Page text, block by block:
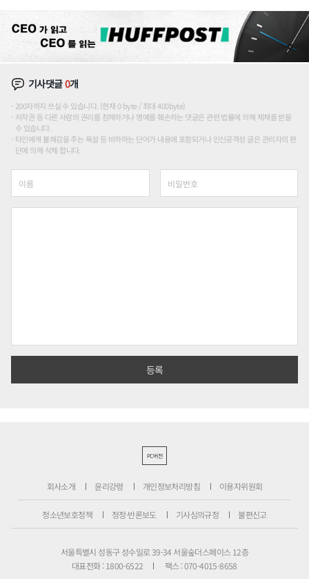
기사댓글0개
200자까지 쓰실 수 있습니다. (현재 0 byte / 최대 400byte)
저작권 등 다른 사람의 권리를 침해하거나 명예를 훼손하는 댓글은 관련 법률에 의해 제재를 받을
수 있습니다.
타인에게 불쾌감을 주는 욕설 등 비하하는 단어가 내용에 포함되거나 인신공격성 글은 관리자의 판
단에 의해 삭제 합니다.
PC버전
회사소개 윤리강령 개인정보처리방침 이용자위원회
청소년보호정책 정정·반론보도 기사심의규정 불편신고
서울특별시 성동구 성수일로 39-34 서울숲더스페이스 12층
대표전화 : 1800-6522
팩스 : 070-4015-8658